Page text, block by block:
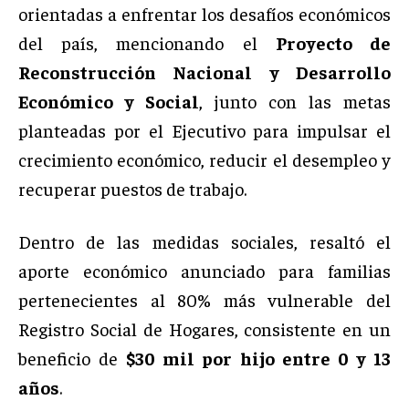
orientadas a enfrentar los desafíos económicos
del país, mencionando el Proyecto de
Reconstrucción Nacional y Desarrollo
Económico y Social
, junto con las metas
planteadas por el Ejecutivo para impulsar el
crecimiento económico, reducir el desempleo y
recuperar puestos de trabajo.
Dentro de las medidas sociales, resaltó el
aporte económico anunciado para familias
pertenecientes al 80% más vulnerable del
Registro Social de Hogares, consistente en un
beneficio de $30 mil por hijo entre 0 y 13
años.